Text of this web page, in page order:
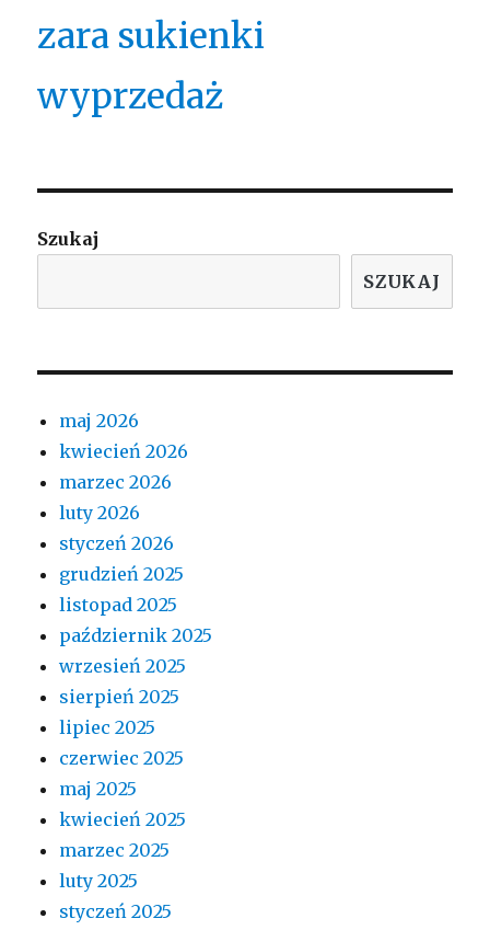
zara sukienki
wyprzedaż
Szukaj
SZUKAJ
maj 2026
kwiecień 2026
marzec 2026
luty 2026
styczeń 2026
grudzień 2025
listopad 2025
październik 2025
wrzesień 2025
sierpień 2025
lipiec 2025
czerwiec 2025
maj 2025
kwiecień 2025
marzec 2025
luty 2025
styczeń 2025